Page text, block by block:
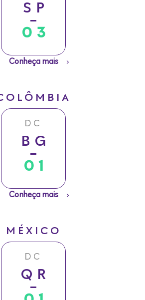
SP
03
Conheça mais
DC
BG
01
Conheça mais
MÉXICO
DC
QR